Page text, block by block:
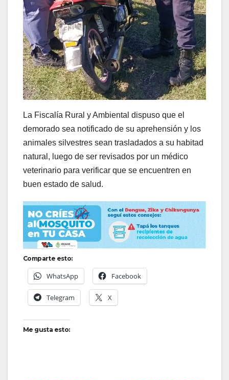
La Fiscalía Rural y Ambiental dispuso que el
demorado sea notificado de su aprehensión y los
animales silvestres sean trasladados a su habitad
natural, luego de ser revisados por un médico
veterinario para verificar que se encuentren en
buen estado de salud.
Comparte esto:
WhatsApp Facebook
Telegram X
Me gusta esto: